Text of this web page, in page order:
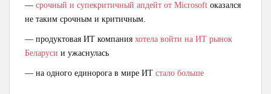
— срочный и супекритичный апдейт от Microsoft оказался
не таким срочным и критичным.
— продуктовая ИТ компания хотела войти на ИТ рынок
Беларуси и ужаснулась
— на одного единорога в мире ИТ стало больше